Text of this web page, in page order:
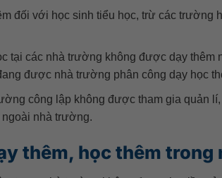
đối với học sinh tiểu học, trừ các trường
tại các nhà trường không được dạy
được nhà trường phân công dạy học
công lập không được tham gia quản
ngoài nhà trường.
thêm, học thêm trong